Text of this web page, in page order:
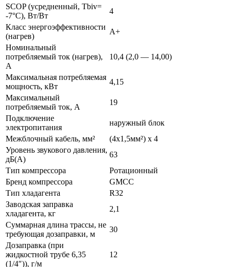
SCOP (усредненный, Tbiv=
-7°C), Вт/Вт
4
Класс энергоэффективности
(нагрев)
A+
Номинальный
потребляемый ток (нагрев),
А
10,4 (2,0 — 14,00)
Максимальная потребляемая
мощность, кВт
4,15
Максимальный
потребляемый ток, А
19
Подключение
электропитания
наружный блок
Межблочный кабель, мм²
(4х1,5мм²) x 4
Уровень звукового давления,
дБ(А)
63
Тип компрессора
Ротационный
Бренд компрессора
GMCC
Тип хладагента
R32
Заводская заправка
хладагента, кг
2,1
Суммарная длина трассы, не
требующая дозаправки, м
30
Дозаправка (при
жидкостной трубе 6,35
(1/4″)), г/м
12